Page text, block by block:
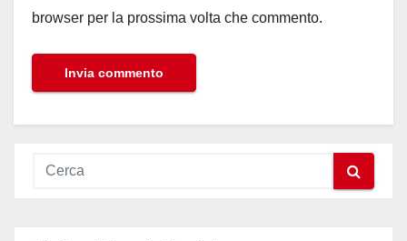
browser per la prossima volta che commento.